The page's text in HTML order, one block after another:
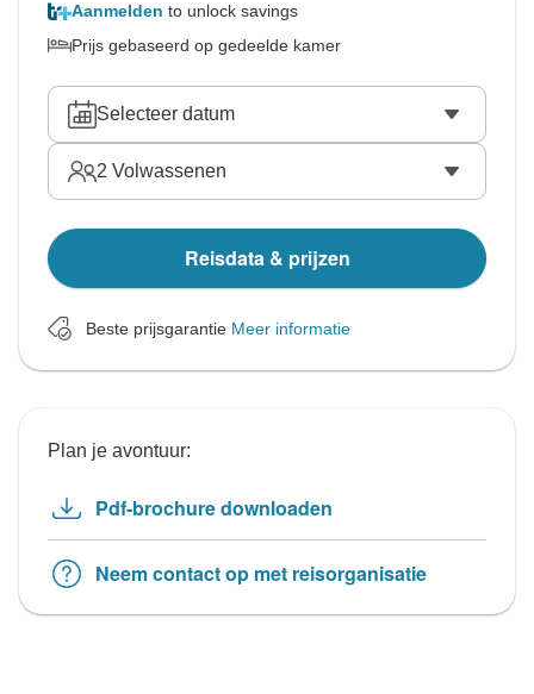
Aanmelden to unlock savings
Prijs gebaseerd op gedeelde kamer
Selecteer datum
2 Volwassenen
Reisdata & prijzen
Beste prijsgarantie Meer informatie
Plan je avontuur:
Pdf-brochure downloaden
Neem contact op met reisorganisatie